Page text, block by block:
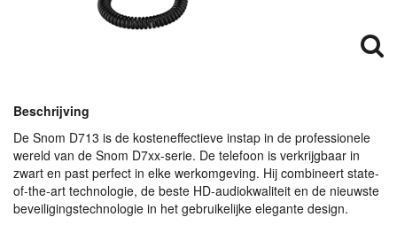
Beschrijving
De Snom D713 is de kosteneffectieve instap in de professionele
wereld van de Snom D7xx-serie. De telefoon is verkrijgbaar in
zwart en past perfect in elke werkomgeving. Hij combineert state-
of-the-art technologie, de beste HD-audiokwaliteit en de nieuwste
beveiligingstechnologie in het gebruikelijke elegante design.